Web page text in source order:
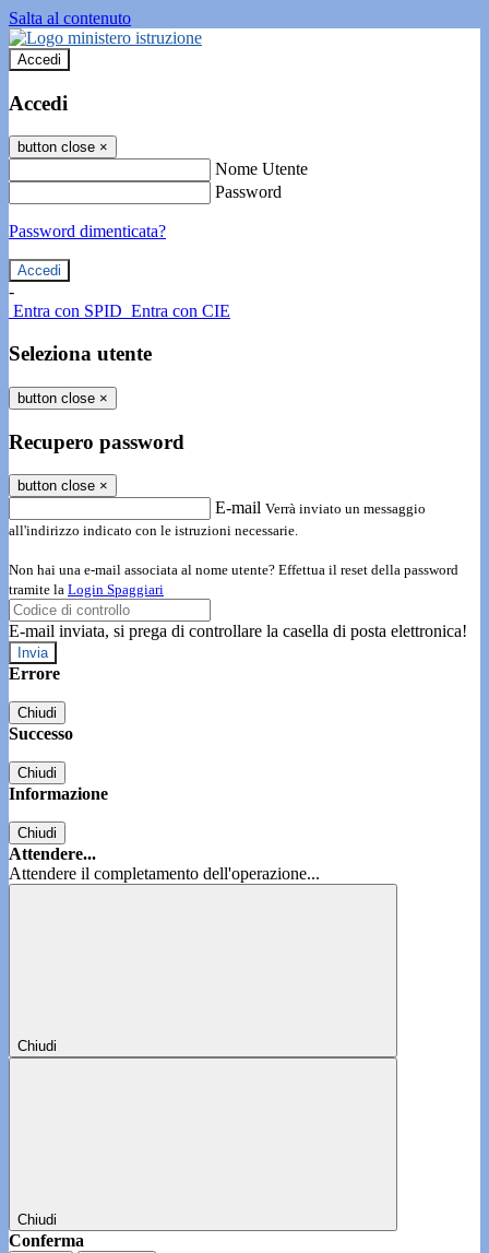
Salta al contenuto
Accedi
Accedi
button close ×
Nome Utente
Password
Password dimenticata?
-
Entra con SPID Entra con CIE
Seleziona utente
button close ×
Recupero password
button close ×
E-mail Verrà inviato un messaggio
all'indirizzo indicato con le istruzioni necessarie.
Non hai una e-mail associata al nome utente? Effettua il reset della password
tramite la Login Spaggiari
E-mail inviata, si prega di controllare la casella di posta elettronica!
Errore
Chiudi
Successo
Chiudi
Informazione
Chiudi
Attendere...
Attendere il completamento dell'operazione...
Chiudi
Chiudi
Conferma